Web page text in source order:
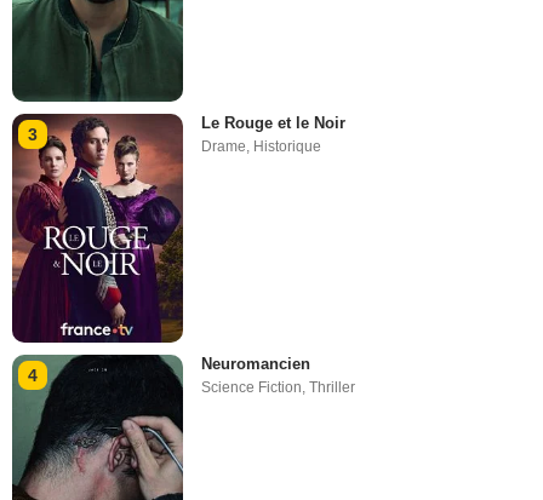
3
Le Rouge et le Noir
Drame, Historique
4
Neuromancien
Science Fiction ,Thriller